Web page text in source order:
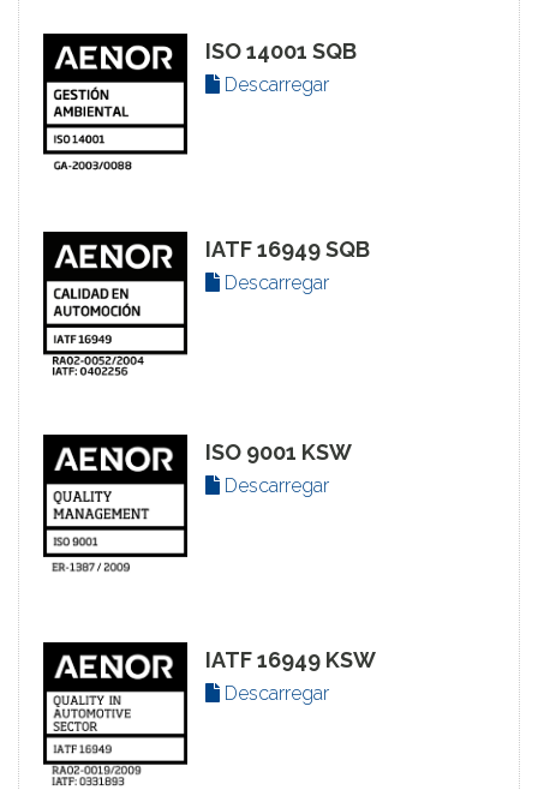
ISO 14001 SQB
Descarregar
IATF 16949 SQB
Descarregar
ISO 9001 KSW
Descarregar
IATF 16949 KSW
Descarregar